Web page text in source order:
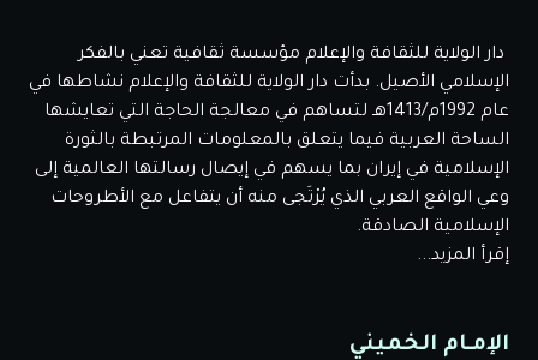
دار الولاية للثقافة والإعلام مؤسسة ثقافية تعني بالفكر
الإسلامي الأصيل. بدأت دار الولاية للثقافة والإعلام نشاطها في
عام 1992م/1413هـ لتساهم في معالجة الحاجة التي تعايشها
الساحة العربية فيما يتعلق بالمعلومات المرتبطة بالثورة
الإسلامية في إيران بما يسهم في إيصال رسالتها العالمية إلى
وعي الواقع العربي الذي يُرْتَجى منه أن يتفاعل مع الأطروحات
الإسلامية الصادقة.
إقرأ المزيد...
الإمـام الخميني